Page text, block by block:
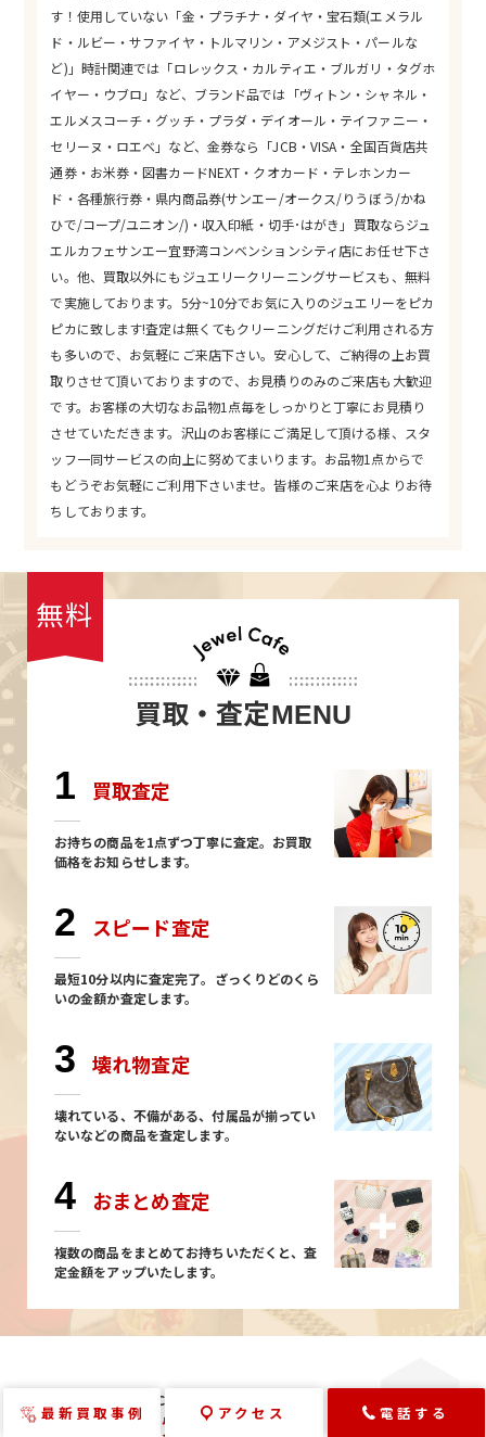
す！使用していない「金・プラチナ・ダイヤ・宝石類(エメラル
ド・ルビー・サファイヤ・トルマリン・アメジスト・パールな
ど)」時計関連では「ロレックス・カルティエ・ブルガリ・タグホ
イヤー・ウブロ」など、ブランド品では「ヴィトン・シャネル・
エルメスコーチ・グッチ・プラダ・デイオール・テイファニー・
セリーヌ・ロエベ」など、金券なら「JCB・VISA・全国百貨店共
通券・お米券・図書カードNEXT・クオカード・テレホンカー
ド・各種旅行券・県内商品券(サンエー/オークス/りうぼう/かね
ひで/コープ/ユニオン/)・収入印紙・切手･はがき」買取ならジュ
エルカフェサンエー宜野湾コンベンションシティ店にお任せ下さ
い。他、買取以外にもジュエリークリーニングサービスも、無料
で実施しております。5分~10分でお気に入りのジュエリーをピカ
ピカに致します!査定は無くてもクリーニングだけご利用される方
も多いので、お気軽にご来店下さい。安心して、ご納得の上お買
取りさせて頂いておりますので、お見積りのみのご来店も大歓迎
です。お客様の大切なお品物1点毎をしっかりと丁寧にお見積り
させていただきます。沢山のお客様にご満足して頂ける様、スタ
ッフ一同サービスの向上に努めてまいります。お品物1点からで
もどうぞお気軽にご利用下さいませ。皆様のご来店を心よりお待
ちしております。
無料
買取・査定MENU
1 買取査定
お持ちの商品を1点ずつ丁寧に査定。お買取
価格をお知らせします。
2 スピード査定
最短10分以内に査定完了。ざっくりどのくら
いの金額か査定します。
3 壊れ物査定
壊れている、不備がある、付属品が揃ってい
ないなどの商品を査定します。
4 おまとめ査定
複数の商品をまとめてお持ちいただくと、査
定金額をアップいたします。
サンエー宜野湾CC店の
よくあるご質問
最新買取事例 アクセス 電話する